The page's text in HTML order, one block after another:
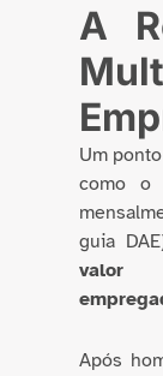
A
Um
como o
guia
valor
Após